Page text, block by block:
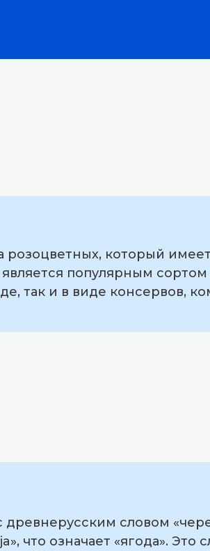
который
популярным сортом
так и в виде консервов,
древнерусским словом
что означает «ягода». Это